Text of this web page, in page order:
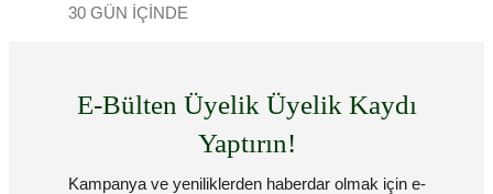
30 GÜN İÇİNDE
E-Bülten Üyelik Üyelik Kaydı
Yaptırın!
Kampanya ve yeniliklerden haberdar olmak için e-